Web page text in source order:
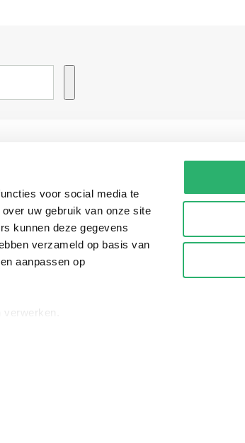
voor social media te
uw gebruik van onze site
kunnen deze gegevens
verzameld op basis van
aanpassen op
Instagram
helpdesk@readshop.nl
088 - 133 84 32